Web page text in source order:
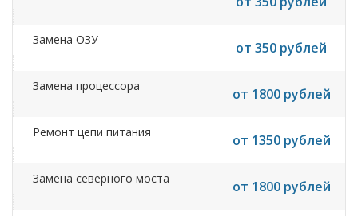
Замена ОЗУ от 350 рублей
Замена процессора от 1800 рублей
Ремонт цепи питания от 1350 рублей
Замена северного моста от 1800 рублей